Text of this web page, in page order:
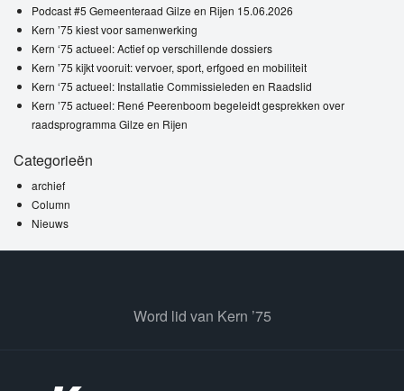
Podcast #5 Gemeenteraad Gilze en Rijen 15.06.2026
Kern ’75 kiest voor samenwerking
Kern ‘75 actueel: Actief op verschillende dossiers
Kern ’75 kijkt vooruit: vervoer, sport, erfgoed en mobiliteit
Kern ‘75 actueel: Installatie Commissieleden en Raadslid
Kern ’75 actueel: René Peerenboom begeleidt gesprekken over
raadsprogramma Gilze en Rijen
Categorieën
archief
Column
Nieuws
Word lid van Kern ’75